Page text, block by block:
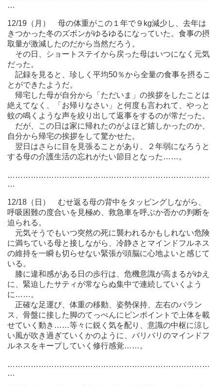
…
12/19（月） 母の体重がこの１年で９kg減少し、去年は
きつかった冬のズボンがゆるゆるになっていた。食事の摂
取量が激減したのだから当然だろう。
その日、ショートステイから戻った母はいつになく元気
だった。
記録を見ると、珍しく平均50％から全量の食事を摂るこ
とができたようだ。
帰宅した母が自分から「ただいま」の挨拶をしたことは
絶えてなく、「お帰りなさい」と何度も言われて、やっと
蚊の鳴くような声を絞り出して返事をするのが常だった。
だが、この日は家に帰れたのがよほど嬉しかったのか、
自分から帰宅の挨拶をして驚かせた。
翌日はさらに目を見張ることがあり、２年弱になろうと
する母の介護生活の忘れがたい節目となった……。
……………………………………………………………………
…
12/18（日） むせ返る母の背中をタッピングしながら、
呼吸困難の度合いを見極め、救急車を呼ぶか否かの判断を
迫られる。
元気そうでもいつ突然の死に襲われるかもしれない危険
に満ちている母と接しながら、冷静さとマインドフルネス
の維持を一瞬も切らせない緊張が頭脳に心地よいと感じて
いる。
膝に違和感がある日の歩行は、危機意識が高まるがゆえ
に、緊迫したサティが常ならぬ集中で連続していくよう
に……。
正確な足運び、体重の移動、姿勢保持、左右のバラン
ス、骨盤に接した脚のてっぺんにピンポイントで上体を載
せていく動き……等々に鋭く気を配り、意識の中枢に涼し
い風が吹き過ぎていくかのように、バリバリのマインドフ
ルネスをキープしていく修行感覚……。
……………………………………………………………………
…